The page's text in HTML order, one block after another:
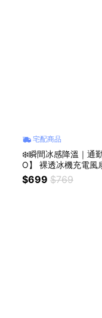
宅配商品
❄️瞬間冰感降溫｜通
O】 裸透冰機充電風
$699 $769